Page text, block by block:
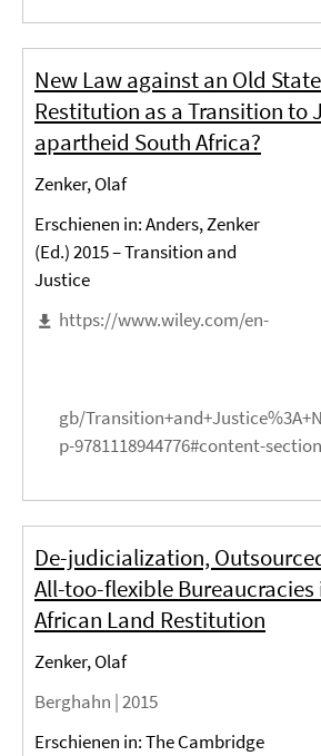
New Law against an Old
Restitution as a Transition to
apartheid South Africa?
Zenker, Olaf
Erschienen in: Anders, Zenker
(Ed.) 2015 – Transition and
Justice
https://www.wiley.com/en-
gb/
p-9781118944776#content-section
De-judicialization,
All-too-flexible Bureaucracies
African Land Restitution
Zenker, Olaf
Berghahn |2015
Erschienen in: The Cambridge